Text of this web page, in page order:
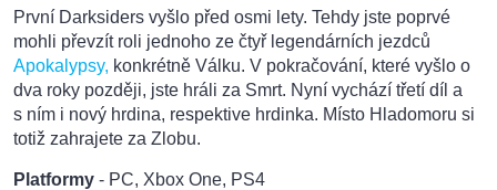
První Darksiders vyšlo před osmi lety. Tehdy jste poprvé
mohli převzít roli jednoho ze čtyř legendárních jezdců
Apokalypsy, konkrétně Válku. V pokračování, které vyšlo o
dva roky později, jste hráli za Smrt. Nyní vychází třetí díl a
s ním i nový hrdina, respektive hrdinka. Místo Hladomoru si
totiž zahrajete za Zlobu.
Platformy - PC, Xbox One, PS4